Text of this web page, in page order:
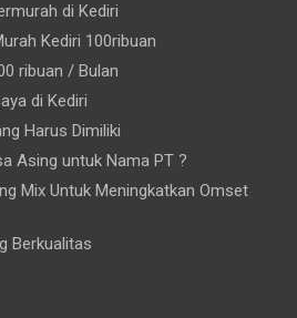
di Kediri
Kediri 100ribuan
ribuan / Bulan
di Kediri
Harus Dimiliki
Asing untuk Nama PT ?
Mix Untuk Meningkatkan Omset
Berkualitas